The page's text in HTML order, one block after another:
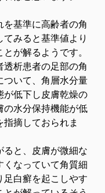
基準に高齢者の角
みると基準値より
が解るようです。
透析患者の足部の角
ついて、角層水分量
が低下し皮膚乾燥の
の水分保持機能が低
摘しておられま
ると、皮膚が微細な
くなっていて角質細
足白癬を起こしやす